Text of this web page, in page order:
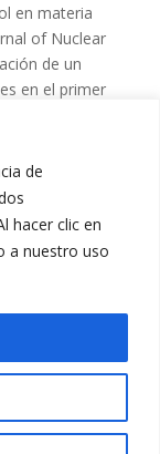
de
hacer clic en
a nuestro uso
en materia
of Nuclear
de un
en el primer
el esfuerzo
a la
mesa de
y de
futuros.